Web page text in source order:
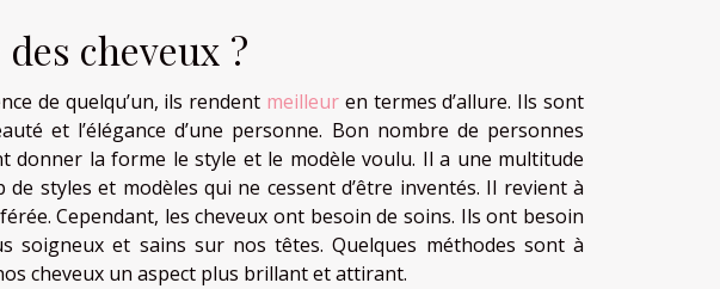
cheveux ?
de quelqu’un, ils rendent meilleur en termes d’allure. Ils sont
et l’élégance d’une personne. Bon nombre de personnes
donner la forme le style et le modèle voulu. Il a une multitude
styles et modèles qui ne cessent d’être inventés. Il revient à
Cependant, les cheveux ont besoin de soins. Ils ont besoin
soigneux et sains sur nos têtes. Quelques méthodes sont à
cheveux un aspect plus brillant et attirant.